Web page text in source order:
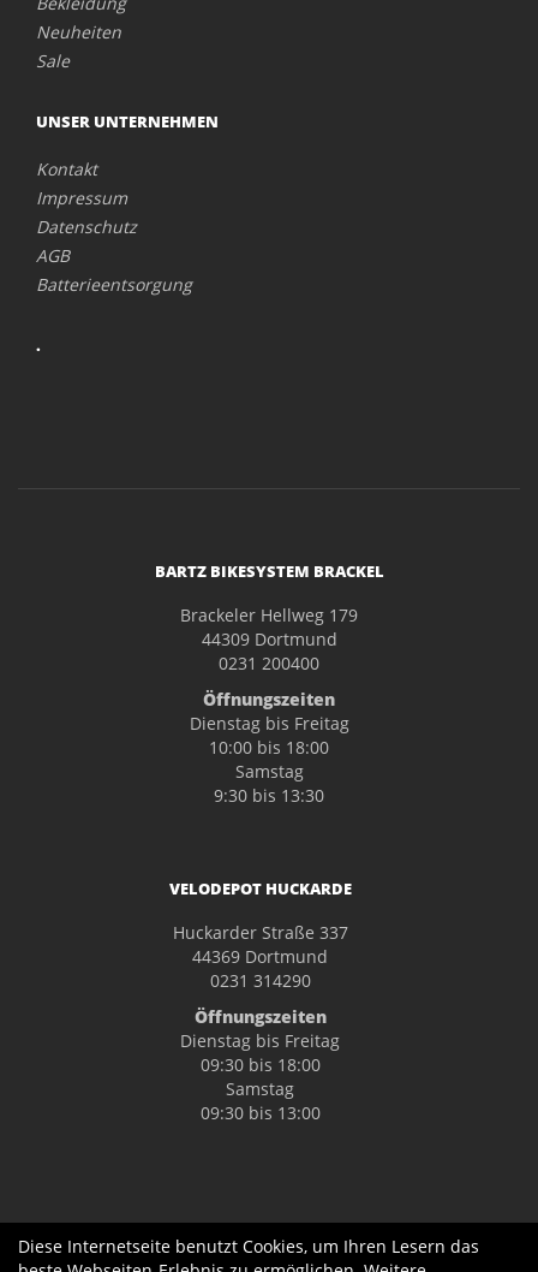
Neuheiten
Sale
UNSER UNTERNEHMEN
Kontakt
Impressum
Datenschutz
AGB
Batterieentsorgung
.
BARTZ BIKESYSTEM BRACKEL
Brackeler Hellweg 179
44309 Dortmund
0231 200400
Öffnungszeiten
Dienstag bis Freitag
10:00 bis 18:00
Samstag
9:30 bis 13:30
VELODEPOT HUCKARDE
Huckarder Straße 337
44369 Dortmund
0231 314290
Öffnungszeiten
Dienstag bis Freitag
09:30 bis 18:00
Samstag
09:30 bis 13:00
Diese Internetseite benutzt Cookies, um Ihren Lesern das